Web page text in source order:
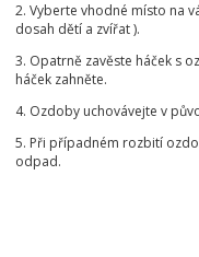
2. Vyberte vhodné místo na
dosah dětí a zvířat ).
3. Opatrně zavěste háček s
háček zahněte.
4. Ozdoby uchovávejte v
5. Při případném rozbití
odpad.